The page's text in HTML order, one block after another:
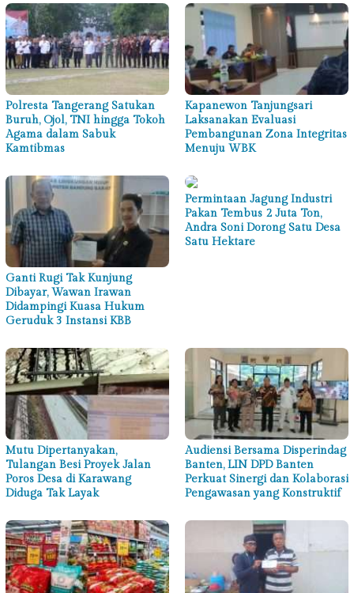
Polresta Tangerang Satukan
Buruh, Ojol, TNI hingga Tokoh
Agama dalam Sabuk
Kamtibmas
Kapanewon Tanjungsari
Laksanakan Evaluasi
Pembangunan Zona Integritas
Menuju WBK
Ganti Rugi Tak Kunjung
Dibayar, Wawan Irawan
Didampingi Kuasa Hukum
Geruduk 3 Instansi KBB
Permintaan Jagung Industri
Pakan Tembus 2 Juta Ton,
Andra Soni Dorong Satu Desa
Satu Hektare
Mutu Dipertanyakan,
Tulangan Besi Proyek Jalan
Poros Desa di Karawang
Diduga Tak Layak
Audiensi Bersama Disperindag
Banten, LIN DPD Banten
Perkuat Sinergi dan Kolaborasi
Pengawasan yang Konstruktif